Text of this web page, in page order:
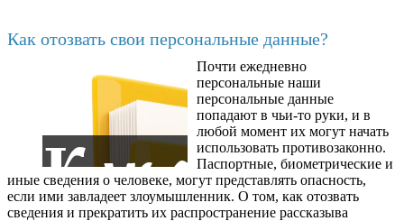
Как отозвать свои персональные данные?
Почти ежедневно
персональные наши
персональные данные
попадают в чьи-то руки, и в
любой момент их могут начать
использовать противозаконно.
Паспортные, биометрические и
иные сведения о человеке, могут представлять опасность,
если ими завладеет злоумышленник. О том, как отозвать
сведения и прекратить их распространение рассказыва